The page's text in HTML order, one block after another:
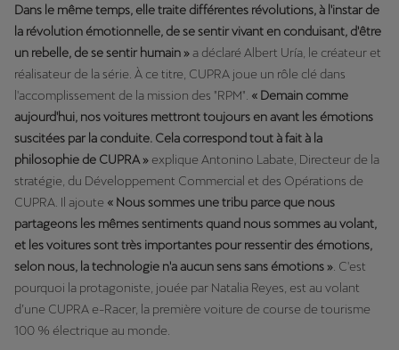
Dans le même temps, elle traite différentes révolutions, à l'instar de
la révolution émotionnelle, de se sentir vivant en conduisant, d'être
un rebelle, de se sentir humain »a déclaré Albert Uría, le créateur et
réalisateur de la série. À ce titre, CUPRA joue un rôle clé dans
l'accomplissement de la mission des "RPM". « Demain comme
aujourd'hui, nos voitures mettront toujours en avant les émotions
suscitées par la conduite. Cela correspond tout à fait à la
philosophie de CUPRA » explique Antonino Labate, Directeur de la
stratégie, du Développement Commercial et des Opérations de
CUPRA. Il ajoute « Nous sommes une tribu parce que nous
partageons les mêmes sentiments quand nous sommes au volant,
et les voitures sont très importantes pour ressentir des émotions,
selon nous, la technologie n'a aucun sens sans émotions » . C'est
pourquoi la protagoniste, jouée par Natalia Reyes, est au volant
d’une CUPRA e-Racer, la première voiture de course de tourisme
100 % électrique au monde.